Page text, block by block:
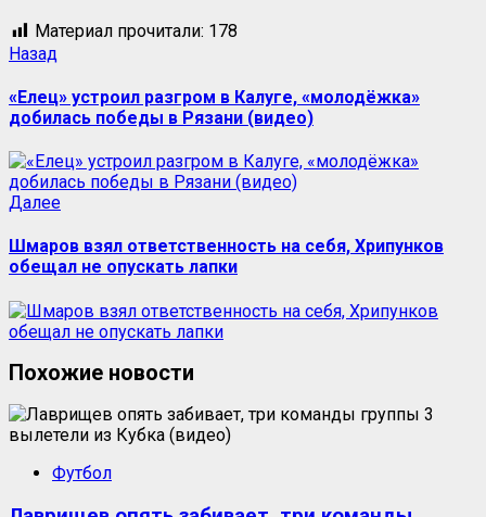
Материал прочитали: 178
Навигация
записи
Назад
«Елец» устроил разгром в Калуге, «молодёжка»
добилась победы в Рязани (видео)
ДалееСледующая
Шмаров взял ответственность на себя, Хрипунков
обещал не опускать лапки
Похожие новости
Футбол